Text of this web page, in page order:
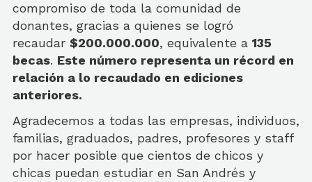
compromiso de toda la comunidad de
donantes, gracias a quienes se logró
recaudar $200.000.000, equivalente a 135
becas. Este número representa un récord en
relación a lo recaudado en ediciones
anteriores.
Agradecemos a todas las empresas, individuos,
familias, graduados, padres, profesores y staff
por hacer posible que cientos de chicos y
chicas puedan estudiar en San Andrés y